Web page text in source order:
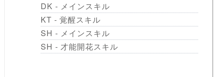
DK - メインスキル
KT - 覚醒スキル
SH - メインスキル
SH - 才能開花スキル